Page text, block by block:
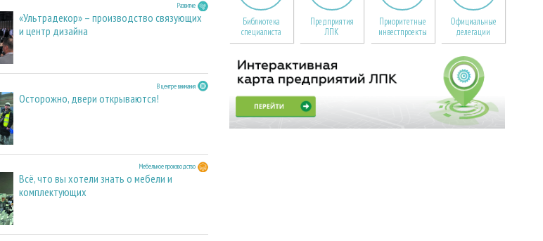
Развитие
«Ультрадекор» – производство связующих
и центр дизайна
В центре внимания
Осторожно, двери открываются!
Мебельное производство
Всё, что вы хотели знать о мебели и
комплектующих
Библиотека
специалиста
Предприятия
ЛПК
Приоритетные
инвестпроекты
Официальные
делегации